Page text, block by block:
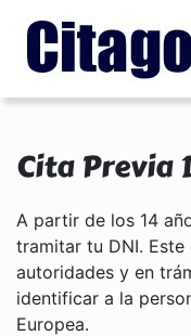
Cita Previa
A partir de los 14
tramitar tu DNI.
autoridades y en
identificar a la
Europea.